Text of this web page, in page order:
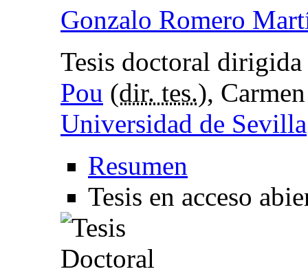
Gonzalo Romero
Tesis doctoral
Pou (dir. tes.),
Universidad de Sevilla
Resumen
Tesis en acceso